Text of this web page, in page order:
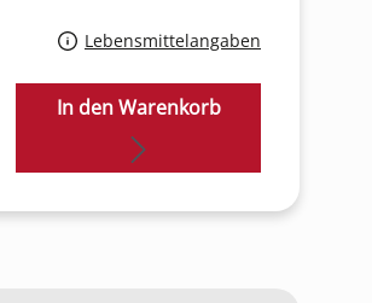
Lebensmittelangaben
In den Warenkorb